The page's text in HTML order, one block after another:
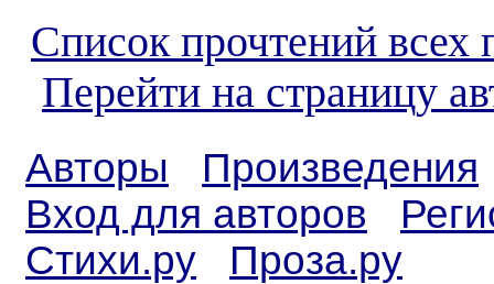
Список прочтений всех
Перейти на страницу
Авторы
Произведения
Вход для авторов
Стихи.ру
Проза.ру